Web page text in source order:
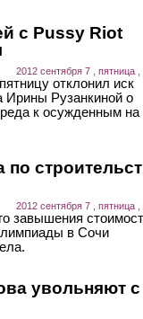
с Pussy Riot
2012 сентября 7 , пятница ,
отклонил иск
Ирины Рузанкиной о
к осужденным на
2012 сентября 7 , пятница ,
завышения
в Сочи
увольняют с